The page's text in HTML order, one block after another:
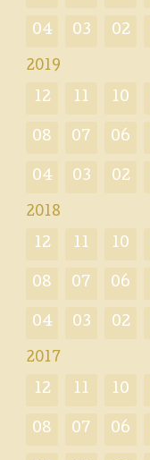
04 03 02
2019
12 11 10
08 07 06
04 03 02
2018
12 11 10
08 07 06
04 03 02
2017
12 11 10
08 07 06